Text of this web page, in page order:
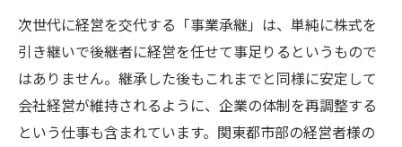
次世代に経営を交代する「事業承継」は、単純に株式を
引き継いで後継者に経営を任せて事足りるというもので
はありません。継承した後もこれまでと同様に安定して
会社経営が維持されるように、企業の体制を再調整する
という仕事も含まれています。関東都市部の経営者様の